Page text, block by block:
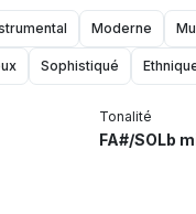
Moderne
Sophistiqué
Tonalité
FA#/SOLb